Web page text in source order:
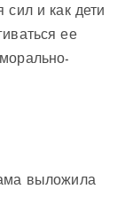
сил и как дети
ее
выложила